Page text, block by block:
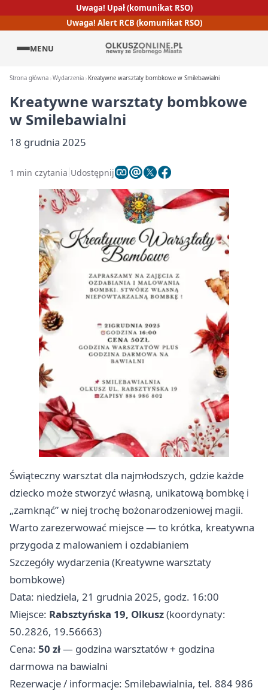
Uwaga! Upał (komunikat RSO)
Uwaga! Alert RCB (komunikat RSO)
MENU
Strona główna Wydarzenia Kreatywne warsztaty bombkowe w Smilebawialni
Kreatywne warsztaty bombkowe
w Smilebawialni
18 grudnia 2025
1 min czytania Udostępnij
Świąteczny warsztat dla najmłodszych, gdzie każde
dziecko może stworzyć własną, unikatową bombkę i
„zamknąć” w niej trochę bożonarodzeniowej magii.
Warto zarezerwować miejsce — to krótka, kreatywna
przygoda z malowaniem i ozdabianiem
Szczegóły wydarzenia (Kreatywne warsztaty
bombkowe)
Data: niedziela, 21 grudnia 2025, godz. 16:00
Miejsce: Rabsztyńska 19, Olkusz(koordynaty:
50.2826, 19.56663)
Cena: 50 zł— godzina warsztatów + godzina
darmowa na bawialni
Rezerwacje / informacje: Smilebawialnia, tel. 884 986